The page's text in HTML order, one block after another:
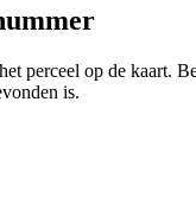
perceel op de kaart.
is.